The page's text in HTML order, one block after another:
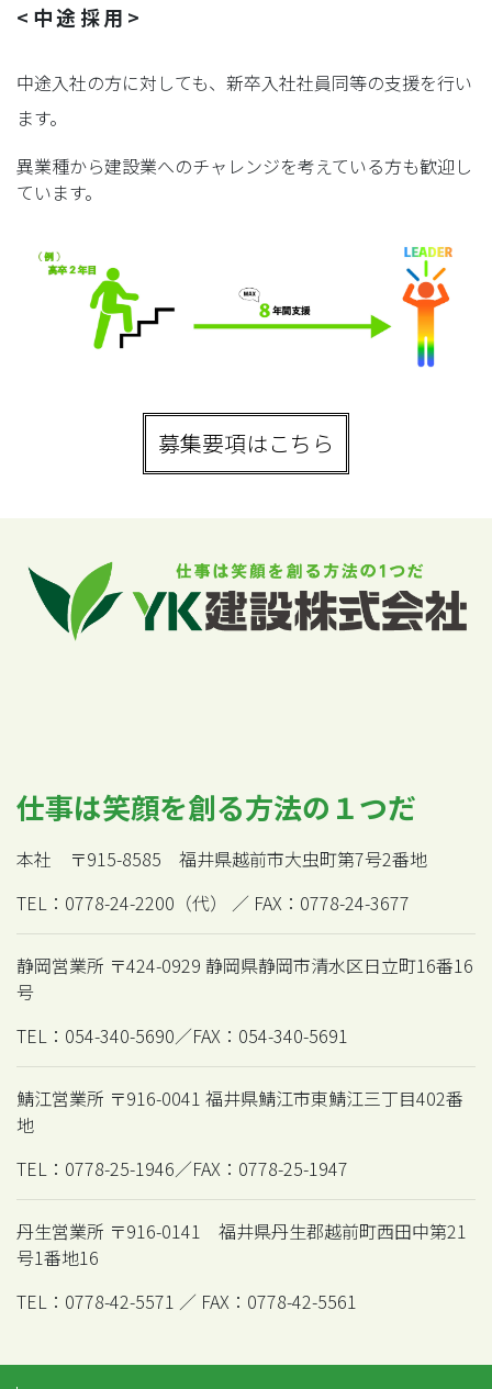
<中途採用>
中途入社の方に対しても、新卒入社社員同等の支援を行い
ます。
異業種から建設業へのチャレンジを考えている方も歓迎し
ています。
募集要項はこちら
仕事は笑顔を創る方法の１つだ
本社 〒915-8585 福井県越前市大虫町第7号2番地
TEL：0778-24-2200（代） ／ FAX：0778-24-3677
静岡営業所 〒424-0929 静岡県静岡市清水区日立町16番16
号
TEL：054-340-5690／FAX：054-340-5691
鯖江営業所 〒916-0041 福井県鯖江市東鯖江三丁目402番
地
TEL：0778-25-1946／FAX：0778-25-1947
丹生営業所 〒916-0141 福井県丹生郡越前町西田中第21
号1番地16
TEL：0778-42-5571 ／ FAX：0778-42-5561